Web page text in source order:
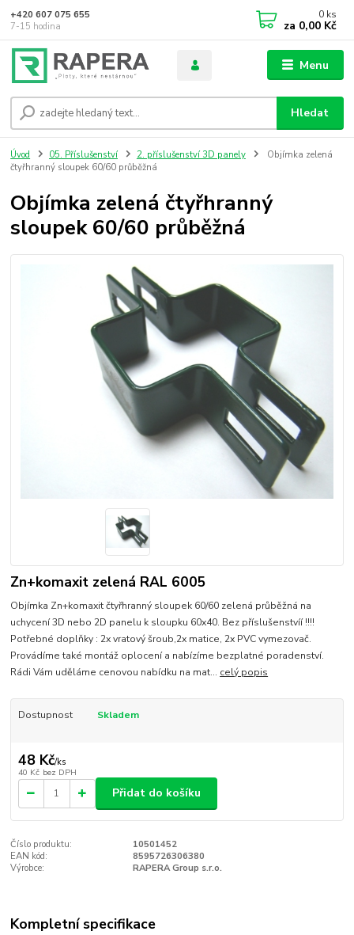
Menu
Hledat
+420 607 075 655
7-15 hodina
0 ks
za 0,00 Kč
Úvod 05. Příslušenství 2. příslušenství 3D panely
Objímka zelená
čtyřhranný sloupek 60/60 průběžná
Objímka zelená čtyřhranný
sloupek 60/60 průběžná
Zn+komaxit zelená RAL 6005
Objímka Zn+komaxit čtyřhranný sloupek 60/60 zelená průběžná na
uchycení 3D nebo 2D panelu k sloupku 60x40. Bez příslušenstvíí !!!!
Potřebné doplňky : 2x vratový šroub,2x matice, 2x PVC vymezovač.
Provádíme také montáž oplocení a nabízíme bezplatné poradenství.
Rádi Vám uděláme cenovou nabídku na mat... celý popis
Dostupnost Skladem
48 Kč/ks
40 Kč bez DPH
Přidat do košíku
Číslo produktu:
10501452
EAN kód:
8595726306380
Výrobce:
RAPERA Group s.r.o.
Kompletní specifikace